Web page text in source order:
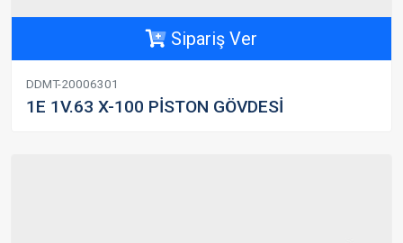
Sipariş Ver
DDMT-20006301
1E 1V.63 X-100 PİSTON GÖVDESİ